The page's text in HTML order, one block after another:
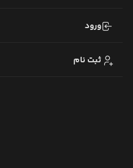
ورود
ثبت نام